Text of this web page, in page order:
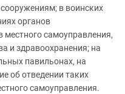
в воинских
органов
местного самоуправления,
и здравоохранения; на
павильонах, на
об отведении таких
самоуправления.